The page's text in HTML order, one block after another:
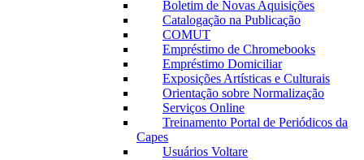
Boletim de Novas Aquisições
Catalogação na Publicação
COMUT
Empréstimo de Chromebooks
Empréstimo Domiciliar
Exposições Artísticas e Culturais
Orientação sobre Normalização
Serviços Online
Treinamento Portal de Periódicos da
Capes
Usuários Voltare